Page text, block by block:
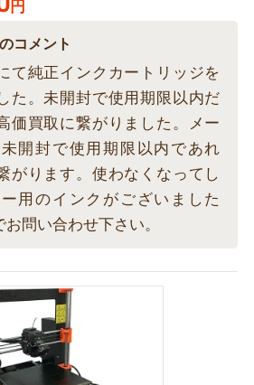
円
コメント
て純正インクカートリッジを
た。未開封で使用期限以内だ
価買取に繋がりました。メー
開封で使用期限以内であれ
がります。使わなくなってし
用のインクがございました
問い合わせ下さい。